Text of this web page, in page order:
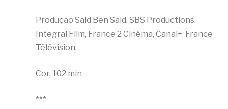
Produção Said Ben Said, SBS Productions,
Integral Film, France 2 Cinéma, Canal+, France
Télévision.
Cor, 102 min
***